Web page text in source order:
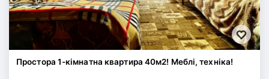
Простора 1-кімнатна квартира 40м2! Меблі, техніка!